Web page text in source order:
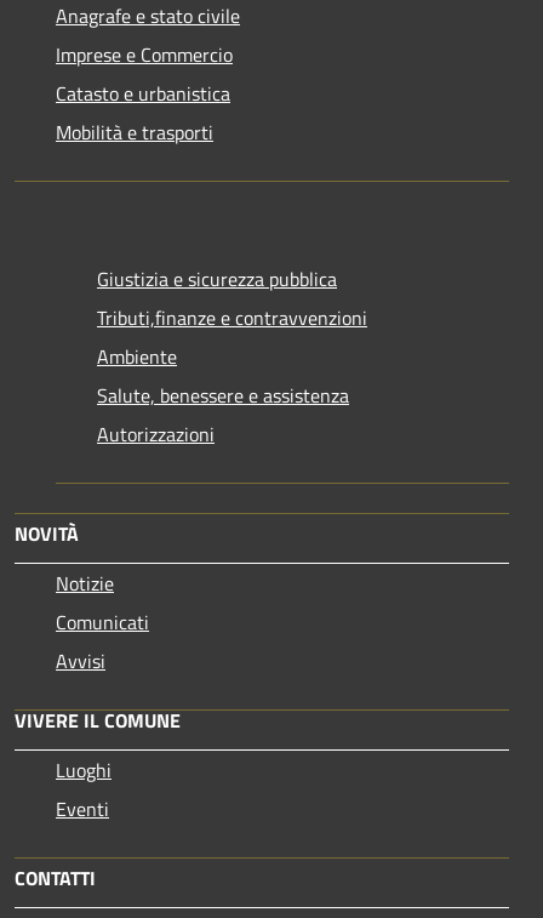
Anagrafe e stato civile
Imprese e Commercio
Catasto e urbanistica
Mobilità e trasporti
Giustizia e sicurezza pubblica
Tributi,finanze e contravvenzioni
Ambiente
Salute, benessere e assistenza
Autorizzazioni
NOVITÀ
Notizie
Comunicati
Avvisi
VIVERE IL COMUNE
Luoghi
Eventi
CONTATTI